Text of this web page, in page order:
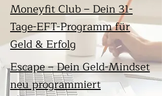
Moneyfit Club – Dein 31-
Tage-EFT-Programm für
Geld & Erfolg
Escape – Dein Geld-Mindset
neu programmiert